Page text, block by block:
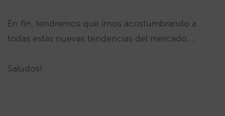
En fin, tendremos que irnos acostumbrando a
todas estas nuevas tendencias del mercado….
Saludos!